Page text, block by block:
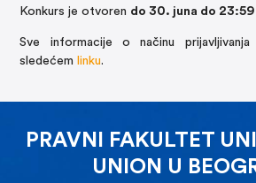
Konkurs je otvoren do 30. juna do
Sve informacije o načinu
sledećemlinku.
PRAVNI FAKULTET
UNION U